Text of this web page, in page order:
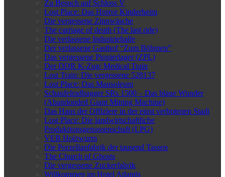
Zu Besuch auf Schloss V
Lost Place: Das Horror Kinderheim
Die vergessene Zinnwäsche
The carriage of death (The last ride)
Die verlassene Industriehalle
Der verlassene Gasthof “Zum Böhmen”
Das vergessene Pionierlager (ZPL)
Der DDR K-Zug/ Medical Train
Lost Train: Die vergessene 528137
Lost Place: Das Mausoleum
Schaufelradbagger SRs 1500 – Das blaue Wunder
(Abandonded Giant Mining Machine)
Das Haus der Offiziere in der einst verbotenen Stadt
Lost Place: Die landwirtschaftliche
Produktionsgenossenschaft (LPG)
VEB Holzwurm
Die Porzellanfabrik der tausend Tassen
The Church of Ghosts
Die vergessene Zuckerfabrik
Willkommen im Hotel Atlantis